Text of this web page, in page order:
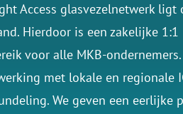
Access glasvezelnetwerk
Hierdoor is een zakelijke
voor alle MKB-
met lokale en regionale
We geven een eerlijke